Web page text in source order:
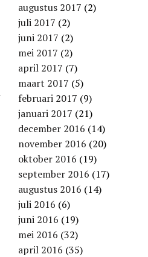
augustus 2017 (2)
juli 2017 (2)
juni 2017 (2)
mei 2017 (2)
april 2017 (7)
maart 2017 (5)
februari 2017 (9)
januari 2017 (21)
december 2016 (14)
november 2016 (20)
oktober 2016 (19)
september 2016 (17)
augustus 2016 (14)
juli 2016 (6)
juni 2016 (19)
mei 2016 (32)
april 2016 (35)